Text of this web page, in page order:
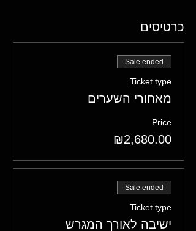
כרטיסים
Sale ended
Ticket type
מאחורי השערים
Price
₪2,680.00
Sale ended
Ticket type
ישיבה לאורך המגרש